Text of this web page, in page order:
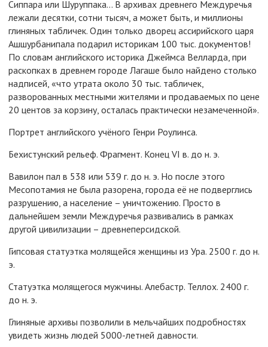
Сиппара или Шуруппака... В архивах древнего Междуречья
лежали десятки, сотни тысяч, а может быть, и миллионы
глиняных табличек. Один только дворец ассирийского царя
Ашшурбанипала подарил историкам 100 тыс. документов!
По словам английского историка Джеймса Велларда, при
раскопках в древнем городе Лагаше было найдено столько
надписей, «что утрата около 30 тыс. табличек,
разворованных местными жителями и продаваемых по цене
20 центов за корзину, осталась практически незамеченной».
Портрет английского учёного Генри Роулинса.
Бехистунский рельеф. Фрагмент. Конец VI в. до н. э.
Вавилон пал в 538 или 539 г. до н. э. Но после этого
Месопотамия не была разорена, города её не подверглись
разрушению, а население – уничтожению. Просто в
дальнейшем земли Междуречья развивались в рамках
другой цивилизации – древнеперсидской.
Гипсовая статуэтка молящейся женщины из Ура. 2500 г. до н.
э.
Статуэтка молящегося мужчины. Алебастр. Теллох. 2400 г.
до н. э.
Глиняные архивы позволили в мельчайших подробностях
увидеть жизнь людей 5000-летней давности.